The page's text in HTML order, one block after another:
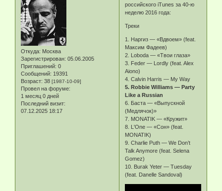
Откуда: Москва
Зарегистрирован: 05.06.2005
Приглашений: 0
Сообщений: 19391
Возраст: 38 [1987-10-09]
Провел на форуме:
1 месяц 0 дней
Последний визит:
07.12.2025 18:17
российского iTunes за 40-ю
неделю 2016 года:
Треки
1. Наргиз — «Вдвоем» (feat.
Максим Фадеев)
2. Loboda — «Твои глаза»
3. Feder — Lordly (feat. Alex
Aiono)
4. Calvin Harris — My Way
5. Robbie Williams — Party
Like a Russian
6. Баста — «Выпускной
(Медлячок)»
7. MONATIK — «Кружит»
8. L'One — «Сон» (feat.
MONATIK)
9. Charlie Puth — We Don’t
Talk Anymore (feat. Selena
Gomez)
10. Burak Yeter — Tuesday
(feat. Danelle Sandoval)